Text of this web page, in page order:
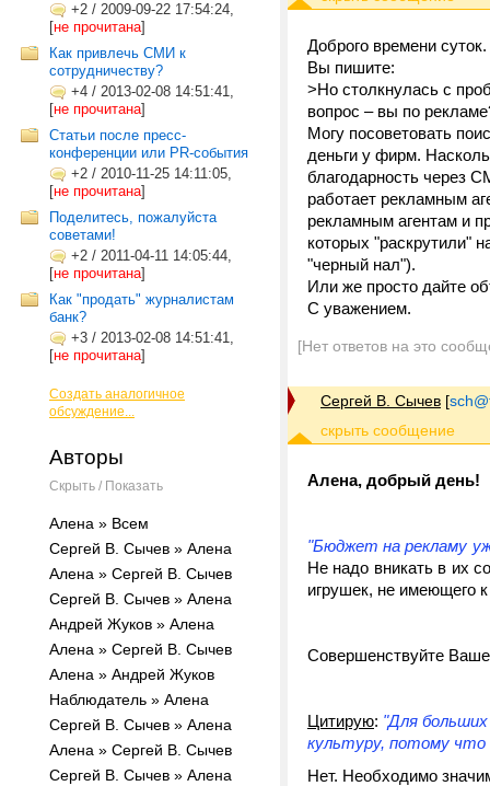
+2 / 2009-09-22 17:54:24,
[не прочитана]
Как привлечь СМИ к
сотрудничеству?
+4 / 2013-02-08 14:51:41,
[не прочитана]
Статьи после пресс-
конференции или PR-события
+2 / 2010-11-25 14:11:05,
[не прочитана]
Поделитесь, пожалуйста
советами!
+2 / 2011-04-11 14:05:44,
[не прочитана]
Как "продать" журналистам
банк?
+3 / 2013-02-08 14:51:41,
[не прочитана]
Создать аналогичное
обсуждение...
Авторы
Скрыть / Показать
Алена » Всем
Сергей В. Сычев » Алена
Алена » Сергей В. Сычев
Сергей В. Сычев » Алена
Андрей Жуков » Алена
Алена » Сергей В. Сычев
Алена » Андрей Жуков
Наблюдатель » Алена
Сергей В. Сычев » Алена
Алена » Сергей В. Сычев
Сергей В. Сычев » Алена
Доброго времени суток.
Вы пишите:
>Но столкнулась с
вопрос – вы по
Могу посоветовать
деньги у фирм.
благодарность через
работает рекламным
рекламным агентам и
которых "раскрутили"
"черный нал").
Или же просто дайте
С уважением.
[Нет ответов на это
Сергей В. Сычев [
Алена, добрый день!
"Бюджет на рекламу
Не надо вникать в их
игрушек, не имеющего
Совершенствуйте
Цитирую: "Для
культуру, потому что
Нет. Необходимо